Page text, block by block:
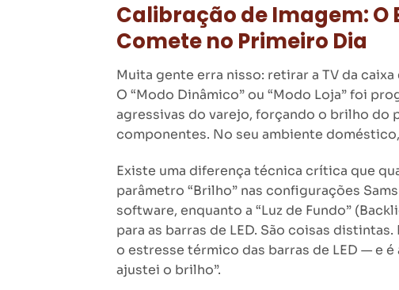
Calibração de Imagem: O
Comete no Primeiro Dia
Muita gente erra nisso: retirar a TV da
O “Modo Dinâmico” ou “Modo Loja” foi
agressivas do varejo, forçando o brilho
componentes. No seu ambiente
Existe uma diferença técnica crítica que
parâmetro “Brilho” nas configurações
software, enquanto a “Luz de Fundo”
para as barras de LED. São coisas
o estresse térmico das barras de LED — e
ajustei o brilho”.